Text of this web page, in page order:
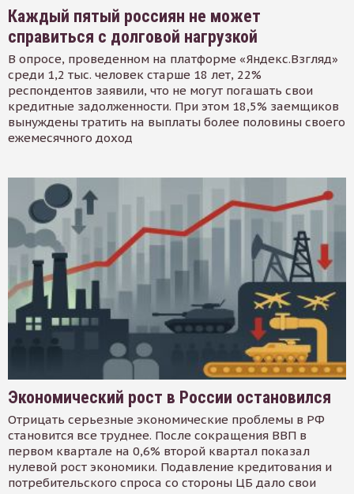
Каждый пятый россиян не может
справиться с долговой нагрузкой
В опросе, проведенном на платформе «Яндекс.Взгляд»
среди 1,2 тыс. человек старше 18 лет, 22%
респондентов заявили, что не могут погашать свои
кредитные задолженности. При этом 18,5% заемщиков
вынуждены тратить на выплаты более половины своего
ежемесячного доход
Экономический рост в России остановился
Отрицать серьезные экономические проблемы в РФ
становится все труднее. После сокращения ВВП в
первом квартале на 0,6% второй квартал показал
нулевой рост экономики. Подавление кредитования и
потребительского спроса со стороны ЦБ дало свои